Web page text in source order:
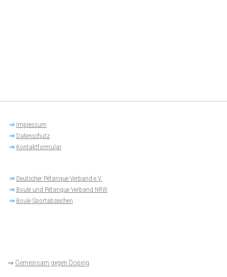
⇒ Impressum
⇒ Datenschutz
⇒ Kontaktformular
⇒ Deutscher Pétanque Verband e.V.
⇒ Boule und Pétanque Verband NRW
⇒ Boule Sportabzeichen
⇒ Gemeinsam gegen Doping